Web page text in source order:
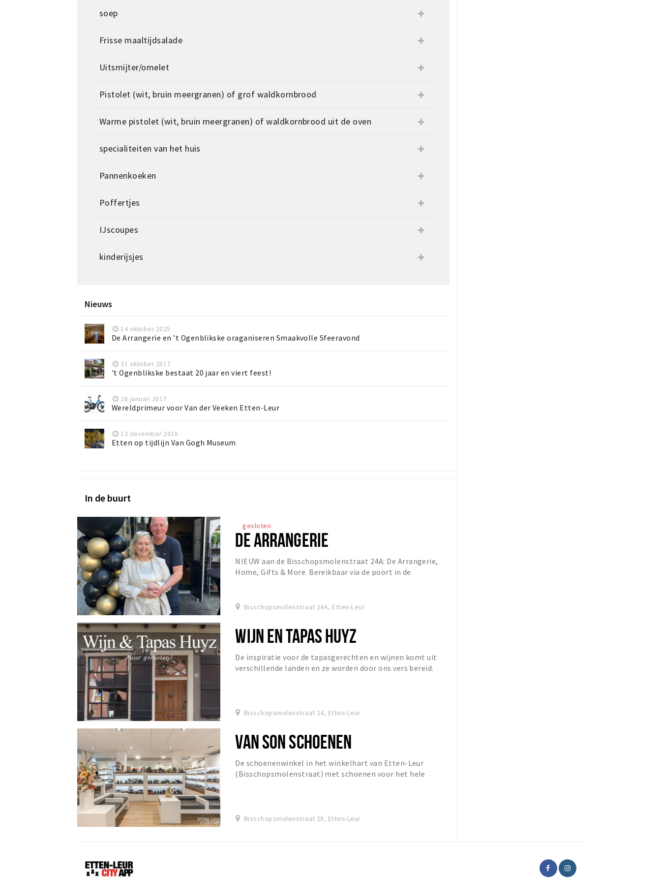
soep
Frisse maaltijdsalade
Uitsmijter/omelet
Pistolet (wit, bruin meergranen) of grof waldkornbrood
Warme pistolet (wit, bruin meergranen) of waldkornbrood uit de oven
specialiteiten van het huis
Pannenkoeken
Poffertjes
IJscoupes
kinderijsjes
Nieuws
14 oktober 2025
De Arrangerie en ’t Ogenblikske oraganiseren Smaakvolle Sfeeravond
31 oktober 2017
't Ogenblikske bestaat 20 jaar en viert feest!
28 januari 2017
Wereldprimeur voor Van der Veeken Etten-Leur
13 december 2016
Etten op tijdlijn Van Gogh Museum
In de buurt
gesloten
DE ARRANGERIE
NIEUW aan de Bisschopsmolenstraat 24A: De Arrangerie,
Home, Gifts & More. Bereikbaar via de poort in de
Bisschopsmolenstraat 24A, Etten-Leur
WIJN EN TAPAS HUYZ
De inspiratie voor de tapasgerechten en wijnen komt uit
verschillende landen en ze worden door ons vers bereid.
Bisschopsmolenstraat 24, Etten-Leur
VAN SON SCHOENEN
De schoenenwinkel in het winkelhart van Etten-Leur
(Bisschopsmolenstraat) met schoenen voor het hele
Bisschopsmolenstraat 28, Etten-Leur
Etten-
Leur